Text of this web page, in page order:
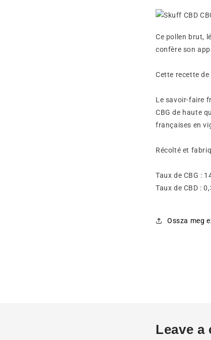
Ce pollen brut,
confère son
Cette recette de
Le savoir-faire
CBG de haute
françaises en
Récolté et
Taux de CBG :
Taux de CBD
Ossza meg
Leave a